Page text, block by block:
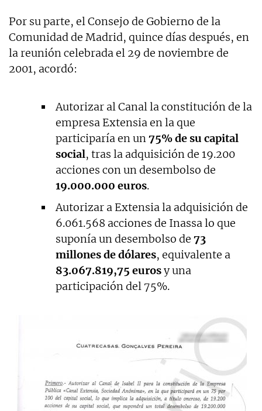
Por su parte, el Consejo de Gobierno de la
Comunidad de Madrid, quince días después, en
la reunión celebrada el 29 de noviembre de
2001, acordó:
Autorizar al Canal la constitución de la
empresa Extensia en la que
participaría en un75% de su capital
social, tras la adquisición de 19.200
acciones con un desembolso de
19.000.000 euros.
Autorizar a Extensia la adquisición de
6.061.568 acciones de Inassa lo que
suponía un desembolso de 73
millones de dólares, equivalente a
83.067.819,75 eurosy una
participación del 75%.